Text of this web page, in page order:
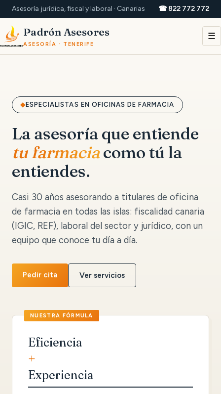
Asesoría jurídica, fiscal y laboral · Canarias ☎ 822 772 772
Padrón Asesores
ASESORÍA · TENERIFE
☰
ESPECIALISTAS EN OFICINAS DE FARMACIA
La asesoría que entiende
tu farmaciacomo tú la
entiendes.
Casi 30 años asesorando a titulares de oficina
de farmacia en todas las islas: fiscalidad canaria
(IGIC, REF), laboral del sector y jurídico, con un
equipo que conoce tu día a día.
Pedir cita Ver servicios
Eficiencia
+
Experiencia